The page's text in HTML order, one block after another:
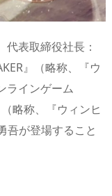
表取締役社長：
』（略称、『ウ
ラインゲーム
略称、『ウィンヒ
吾が登場すること